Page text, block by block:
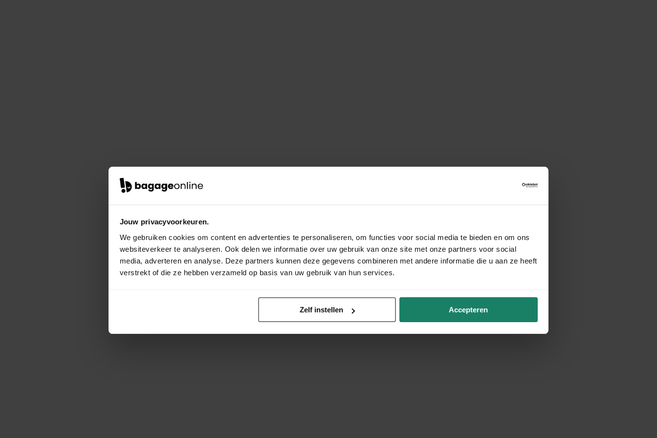
Jouw privacyvoorkeuren.
We gebruiken cookies om content en advertenties te personaliseren, om functies voor social media te bieden en om ons
websiteverkeer te analyseren. Ook delen we informatie over uw gebruik van onze site met onze partners voor social
media, adverteren en analyse. Deze partners kunnen deze gegevens combineren met andere informatie die u aan ze heeft
verstrekt of die ze hebben verzameld op basis van uw gebruik van hun services.
Zelf instellen Accepteren